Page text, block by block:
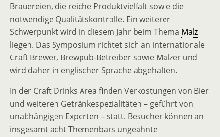
Brauereien, die reiche Produktvielfalt sowie die
notwendige Qualitätskontrolle. Ein weiterer
Schwerpunkt wird in diesem Jahr beim Thema Malz
liegen. Das Symposium richtet sich an internationale
Craft Brewer, Brewpub-Betreiber sowie Mälzer und
wird daher in englischer Sprache abgehalten.
In der Craft Drinks Area finden Verkostungen von Bier
und weiteren Getränkespezialitäten – geführt von
unabhängigen Experten – statt. Besucher können an
insgesamt acht Themenbars ungeahnte